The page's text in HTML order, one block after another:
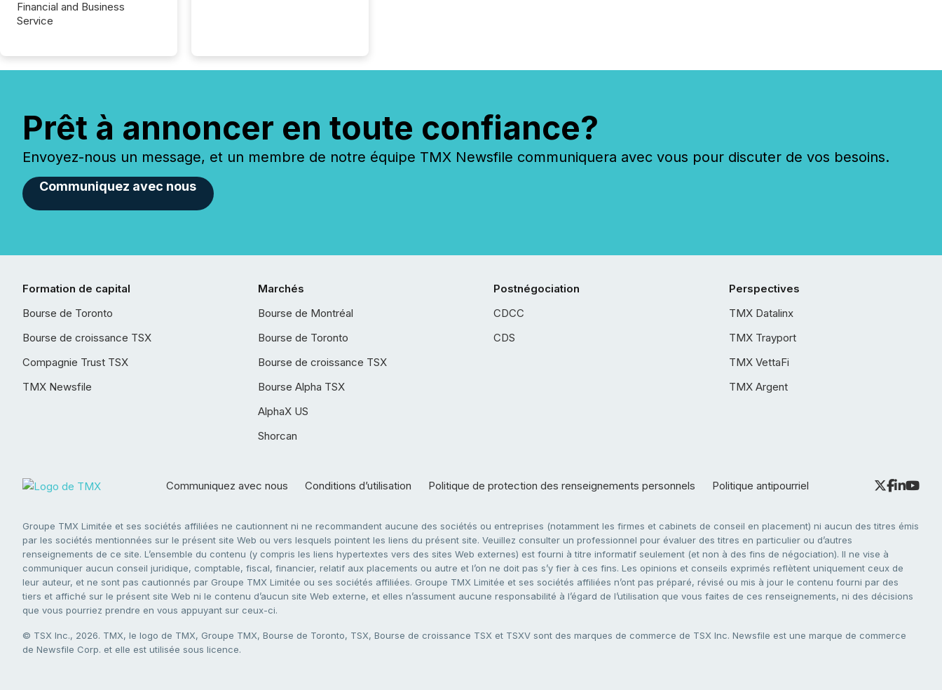
Financial and Business
Service
Prêt à annoncer en toute confiance?
Envoyez-nous un message, et un membre de notre équipe TMX Newsfile communiquera avec vous pour discuter de vos besoins.
Communiquez avec nous
Formation de capital
Bourse de Toronto
Bourse de croissance TSX
Compagnie Trust TSX
TMX Newsfile
Marchés
Bourse de Montréal
Bourse de Toronto
Bourse de croissance TSX
Bourse Alpha TSX
AlphaX US
Shorcan
Postnégociation
CDCC
CDS
Perspectives
TMX Datalinx
TMX Trayport
TMX VettaFi
TMX Argent
Communiquez avec nous Conditions d’utilisation Politique de protection des renseignements personnels Politique antipourriel
Groupe TMX Limitée et ses sociétés affiliées ne cautionnent ni ne recommandent aucune des sociétés ou entreprises (notamment les firmes et cabinets de conseil en placement) ni aucun des titres émis
par les sociétés mentionnées sur le présent site Web ou vers lesquels pointent les liens du présent site. Veuillez consulter un professionnel pour évaluer des titres en particulier ou d’autres
renseignements de ce site. L’ensemble du contenu (y compris les liens hypertextes vers des sites Web externes) est fourni à titre informatif seulement (et non à des fins de négociation). Il ne vise à
communiquer aucun conseil juridique, comptable, fiscal, financier, relatif aux placements ou autre et l’on ne doit pas s’y fier à ces fins. Les opinions et conseils exprimés reflètent uniquement ceux de
leur auteur, et ne sont pas cautionnés par Groupe TMX Limitée ou ses sociétés affiliées. Groupe TMX Limitée et ses sociétés affiliées n’ont pas préparé, révisé ou mis à jour le contenu fourni par des
tiers et affiché sur le présent site Web ni le contenu d’aucun site Web externe, et elles n’assument aucune responsabilité à l’égard de l’utilisation que vous faites de ces renseignements, ni des décisions
que vous pourriez prendre en vous appuyant sur ceux-ci.
© TSX Inc., 2026. TMX, le logo de TMX, Groupe TMX, Bourse de Toronto, TSX, Bourse de croissance TSX et TSXV sont des marques de commerce de TSX Inc. Newsfile est une marque de commerce
de Newsfile Corp. et elle est utilisée sous licence.